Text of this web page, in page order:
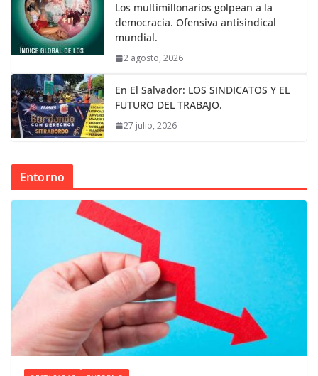
Los multimillonarios golpean a la
democracia. Ofensiva antisindical
mundial.
2 agosto, 2026
En El Salvador: LOS SINDICATOS Y EL
FUTURO DEL TRABAJO.
27 julio, 2026
Entorno